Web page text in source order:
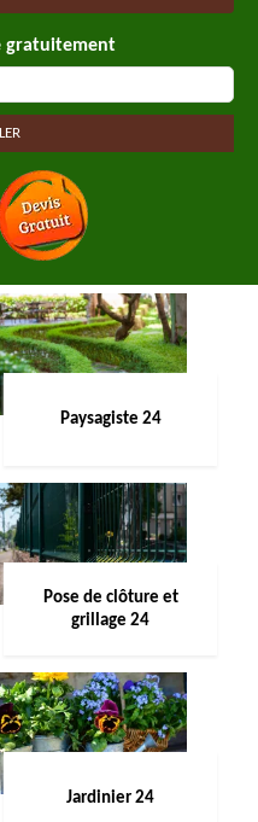
gratuitement
Paysagiste 24
Pose de clôture et
grillage 24
Jardinier 24